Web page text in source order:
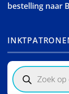
bestelling naar
Products
search